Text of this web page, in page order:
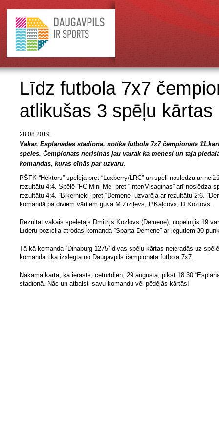
Līdz futbola 7x7
atlikušas 3 spēļu kārtas
28.08.2019.
Vakar, Esplanādes stadionā, notika futbola 7x7 čempionāta
spēles. Čempionāts norisinās jau vairāk kā mēnesi un tajā
komandas, kuras cīnās par uzvaru.
PŠFK “Hektors” spēlēja pret “Luxberry/LRC” un spēli noslēdza ar
rezultātu 4:4. Spēlē “FC Mini Me” pret “Inter/Visaginas” arī noslēdza
rezultātu 4:4. “Biķernieki” pret “Demene” uzvarēja ar rezultātu 2:6.
komandā pa diviem vārtiem guva M.Ziziļevs, P.Kaļcovs, D.Kozlovs.
Rezultatīvākais spēlētājs Dmitrijs Kozlovs (Demene), nopelnījis 19
Līderu pozīcijā atrodas komanda “Sparta Demene” ar iegūtiem 30
Tā kā komanda “Dinaburg 1275” divas spēļu kārtas neieradās uz
komanda tika izslēgta no Daugavpils čempionāta futbolā 7x7.
Nākamā kārta, kā ierasts, ceturtdien, 29.augustā, plkst.18:30
stadionā. Nāc un atbalsti savu komandu vēl pēdējās kārtās!